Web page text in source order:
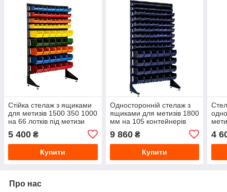
Стійка стелаж з ящиками
для метизів 1500 350 1000
на 66 лотків під метизи
5 400 ₴
Купити
Односторонній стелаж з
ящиками для метизів 1800
мм на 105 контейнерів
9 860₴
Купити
4
Про нас